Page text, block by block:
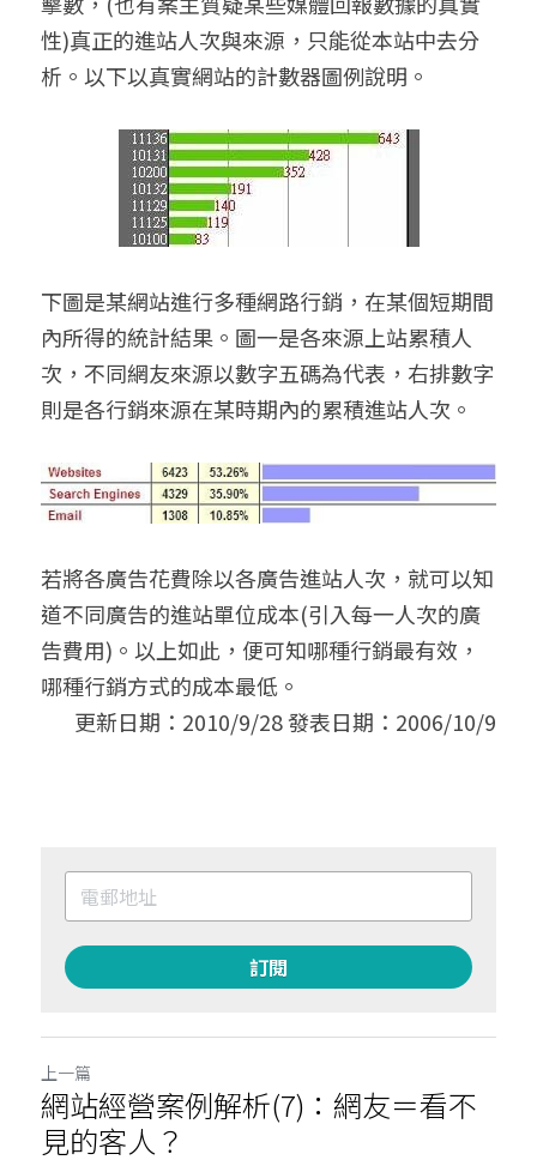
性)真正的進站人次與來源，只能從本站中去分
析。以下以真實網站的計數器圖例說明。
下圖是某網站進行多種網路行銷，在某個短期間
內所得的統計結果。圖一是各來源上站累積人
次，不同網友來源以數字五碼為代表，右排數字
則是各行銷來源在某時期內的累積進站人次。
若將各廣告花費除以各廣告進站人次，就可以知
道不同廣告的進站單位成本(引入每一人次的廣
告費用)。以上如此，便可知哪種行銷最有效，
哪種行銷方式的成本最低。
更新日期：2010/9/28 發表日期：2006/10/9
訂閱
上一篇
網站經營案例解析(7)：網友＝看不
見的客人？